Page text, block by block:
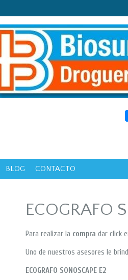
BLOG CONTACTO
ECOGRAFO
Para realizar la compra dar click
Uno de nuestros asesores le
ECOGRAFO SONOSCAPE E2